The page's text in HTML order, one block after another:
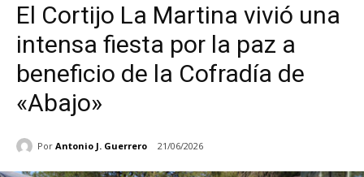
El Cortijo La Martina vivió una
intensa fiesta por la paz a
beneficio de la Cofradía de
«Abajo»
Por Antonio J. Guerrero 21/06/2026